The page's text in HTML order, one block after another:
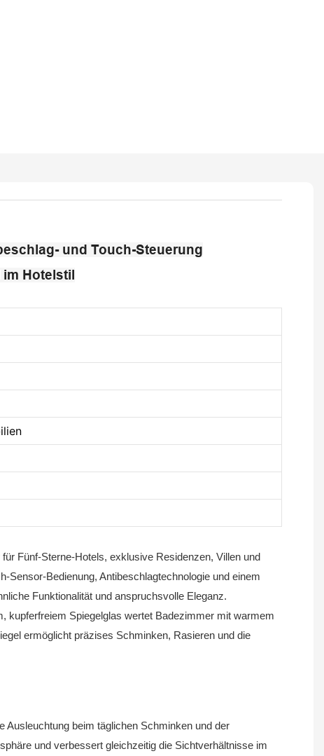
und Touch-Steuerung
Hotelstil
Fünf-Sterne-Hotels, exklusive Residenzen, Villen und
Sensor-Bedienung, Antibeschlagtechnologie und einem
Funktionalität und anspruchsvolle Eleganz.
kupferfreiem Spiegelglas wertet Badezimmer mit warmem
ermöglicht präzises Schminken, Rasieren und die
Ausleuchtung beim täglichen Schminken und der
und verbessert gleichzeitig die Sichtverhältnisse im